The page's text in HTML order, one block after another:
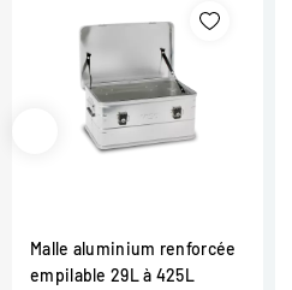
Malle aluminium renforcée
empilable 29L à 425L